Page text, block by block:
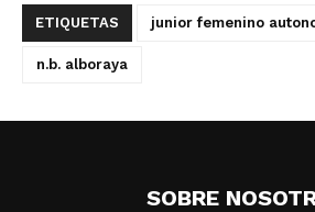
ETIQUETAS junior femenino
n.b. alboraya
SOBRE